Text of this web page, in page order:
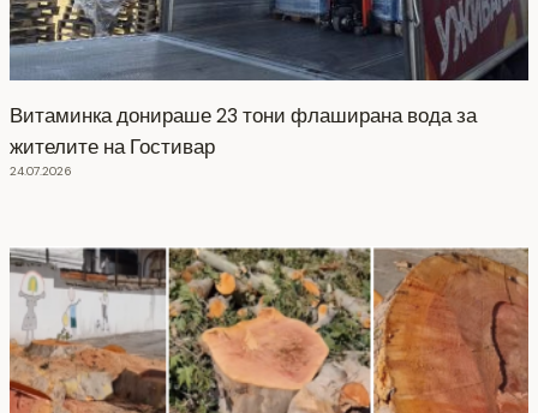
Витаминка донираше 23 тони флаширана вода за
жителите на Гостивар
24.07.2026